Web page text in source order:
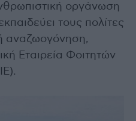
οργάνωση
τους πολίτες
αναζωογόνηση,
Εταιρεία Φοιτητών